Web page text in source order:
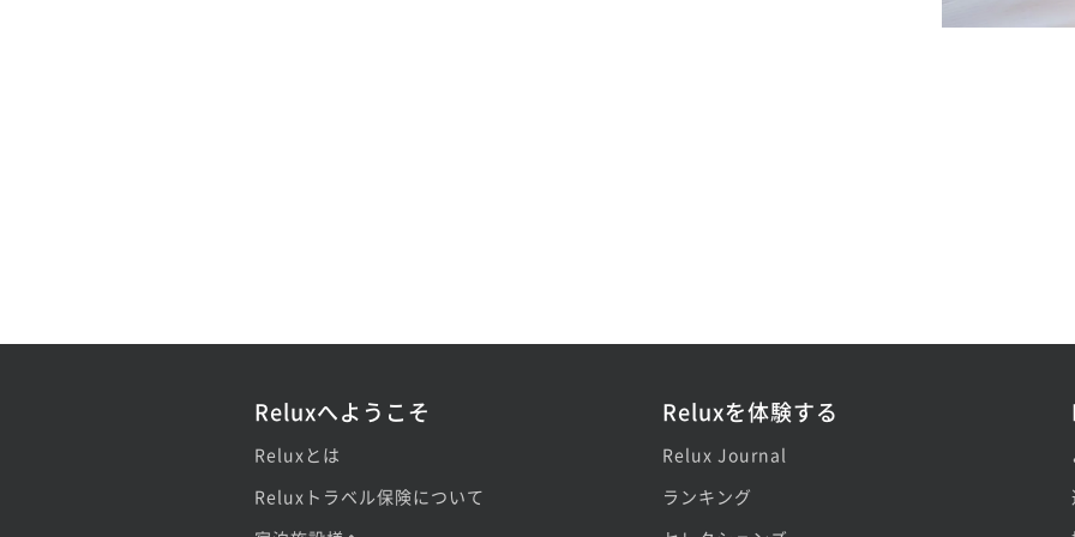
Reluxへようこそ
Reluxとは
Reluxトラベル保険について
Reluxを体験する
Relux Journal
ランキング